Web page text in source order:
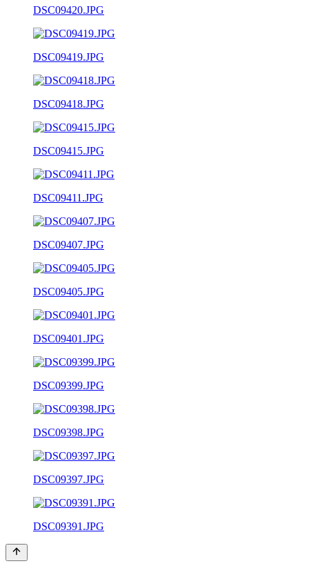
DSC09420.JPG
DSC09419.JPG
DSC09418.JPG
DSC09415.JPG
DSC09411.JPG
DSC09407.JPG
DSC09405.JPG
DSC09401.JPG
DSC09399.JPG
DSC09398.JPG
DSC09397.JPG
DSC09391.JPG